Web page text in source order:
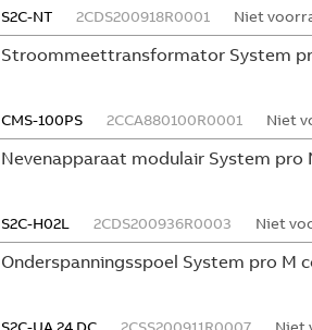
S2C-NT 2CDS200918R0001 Niet
Stroommeettransformator System
CMS-100PS 2CCA880100R0001 Niet
Nevenapparaat modulair System
S2C-H02L 2CDS200936R0003 Niet
Onderspanningsspoel System pro M